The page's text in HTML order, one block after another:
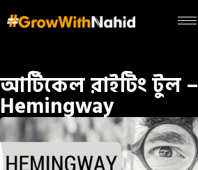
আর্টিকেল রাইটিং টুল –
Hemingway